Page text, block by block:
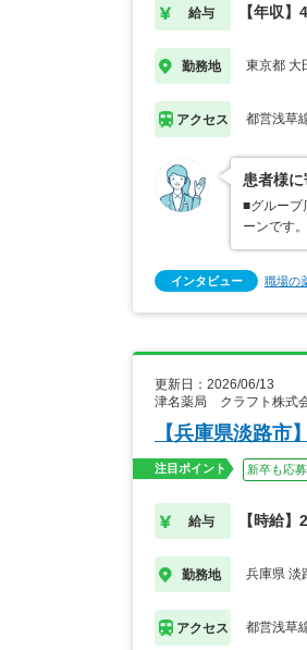
給与 【年収
勤務地 東京都 大
アクセス 都営浅草
患者様
■グループ
ーンです
インタビュー 職場の
更新日：2026/06/13
津名薬局 クラフト株式
【兵庫県淡路
注目ポイント 新卒も応
給与 【時給
勤務地 兵庫県 淡
アクセス 都営浅草